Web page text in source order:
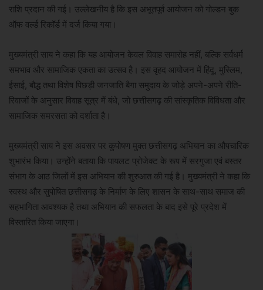
राशि प्रदान की गई। उल्लेखनीय है कि इस अभूतपूर्व आयोजन को गोल्डन बुक
ऑफ वर्ल्ड रिकॉर्ड में दर्ज किया गया।
मुख्यमंत्री साय ने कहा कि यह आयोजन केवल विवाह समारोह नहीं, बल्कि सर्वधर्म
समभाव और सामाजिक एकता का उत्सव है। इस वृहद आयोजन में हिंदू, मुस्लिम,
ईसाई, बौद्ध तथा विशेष पिछड़ी जनजाति बैगा समुदाय के जोड़े अपने-अपने रीति-
रिवाजों के अनुसार विवाह सूत्र में बंधे, जो छत्तीसगढ़ की सांस्कृतिक विविधता और
सामाजिक समरसता को दर्शाता है।
मुख्यमंत्री साय ने इस अवसर पर कुपोषण मुक्त छत्तीसगढ़ अभियान का औपचारिक
शुभारंभ किया। उन्होंने बताया कि पायलट प्रोजेक्ट के रूप में सरगुजा एवं बस्तर
संभाग के आठ जिलों में इस अभियान की शुरुआत की गई है। मुख्यमंत्री ने कहा कि
स्वस्थ और सुपोषित छत्तीसगढ़ के निर्माण के लिए शासन के साथ-साथ समाज की
सहभागिता आवश्यक है तथा अभियान की सफलता के बाद इसे पूरे प्रदेश में
विस्तारित किया जाएगा।